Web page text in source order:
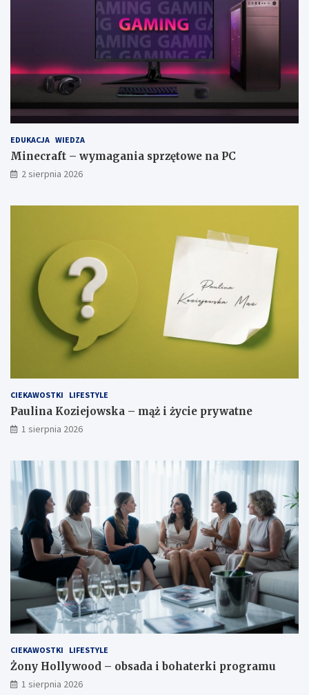
EDUKACJA WIEDZA
Minecraft – wymagania sprzętowe na PC
2 sierpnia 2026
CIEKAWOSTKI LIFESTYLE
Paulina Koziejowska – mąż i życie prywatne
1 sierpnia 2026
CIEKAWOSTKI LIFESTYLE
Żony Hollywood – obsada i bohaterki programu
1 sierpnia 2026